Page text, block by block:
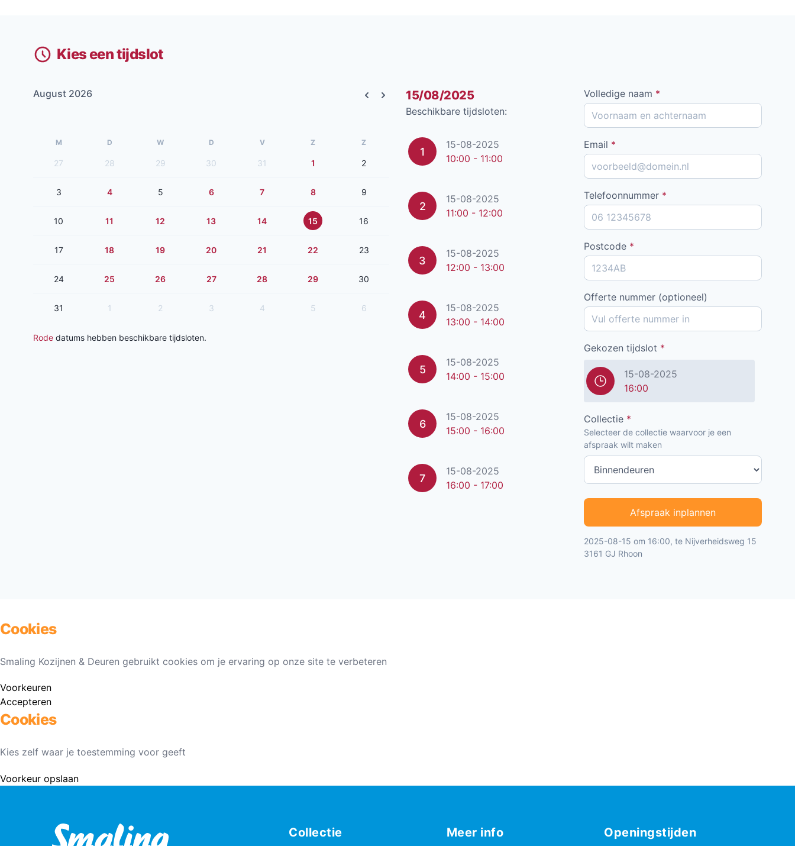
Kies een tijdslot
August 2026
Previous month
Next month
M D W D V Z Z
27 28 29 30 31 1 2
3 4 5 6 7 8 9
10 11 12 13 14 15 16
17 18 19 20 21 22 23
24 25 26 27 28 29 30
31 1 2 3 4 5 6
Rode datums hebben beschikbare tijdsloten.
15/08/2025
Beschikbare tijdsloten:
1
15-08-2025
10:00 - 11:00
2
15-08-2025
11:00 - 12:00
3
15-08-2025
12:00 - 13:00
4
15-08-2025
13:00 - 14:00
5
15-08-2025
14:00 - 15:00
6
15-08-2025
15:00 - 16:00
7
15-08-2025
16:00 - 17:00
Volledige naam *
Email *
Telefoonnummer *
Postcode *
Offerte nummer (optioneel)
Gekozen tijdslot *
15-08-2025
16:00
Collectie *
Selecteer de collectie waarvoor je een
afspraak wilt maken
Afspraak inplannen
2025-08-15 om 16:00, te Nijverheidsweg 15
3161 GJ Rhoon
Cookies
Smaling Kozijnen & Deuren gebruikt cookies om je ervaring op onze site te verbeteren
Voorkeuren
Accepteren
Cookies
Kies zelf waar je toestemming voor geeft
Voorkeur opslaan
Collectie Meer info Openingstijden